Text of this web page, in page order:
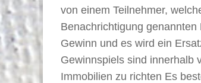
von einem Teilnehmer,
Benachrichtigung
Gewinn und es wird ein
Gewinnspiels sind innerhalb
Immobilien zu richten Es